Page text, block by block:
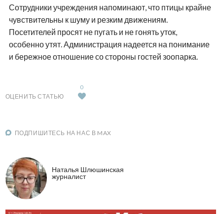
Сотрудники учреждения напоминают, что птицы крайне
чувствительны к шуму и резким движениям.
Посетителей просят не пугать и не гонять уток,
особенно утят. Администрация надеется на понимание
и бережное отношение со стороны гостей зоопарка.
ОЦЕНИТЬ СТАТЬЮ
0
ПОДПИШИТЕСЬ НА НАС В MAX
Наталья Шлюшинская
журналист